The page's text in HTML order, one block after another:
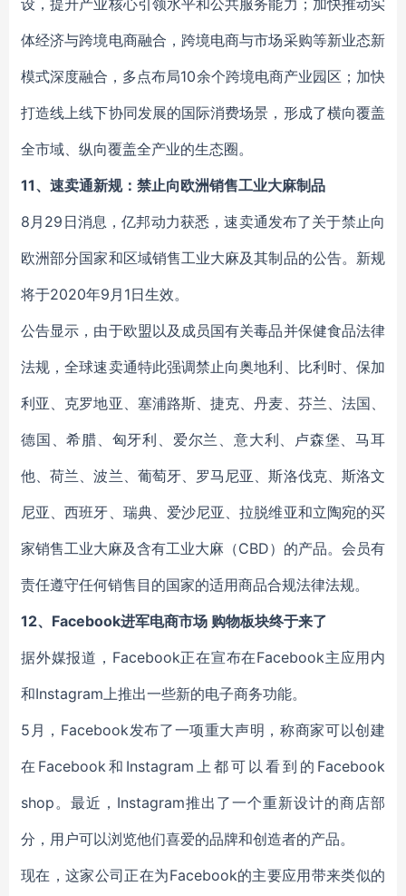
设，提升产业核心引领水平和公共服务能力；加快推动实
体经济与跨境电商融合，跨境电商与市场采购等新业态新
模式深度融合，多点布局10余个跨境电商产业园区；加快
打造线上线下协同发展的国际消费场景，形成了横向覆盖
全市域、纵向覆盖全产业的生态圈。
11、速卖通新规：禁止向欧洲销售工业大麻制品
8月29日消息，亿邦动力获悉，速卖通发布了关于禁止向
欧洲部分国家和区域销售工业大麻及其制品的公告。新规
将于2020年9月1日生效。
公告显示，由于欧盟以及成员国有关毒品并保健食品法律
法规，全球速卖通特此强调禁止向奥地利、比利时、保加
利亚、克罗地亚、塞浦路斯、捷克、丹麦、芬兰、法国、
德国、希腊、匈牙利、爱尔兰、意大利、卢森堡、马耳
他、荷兰、波兰、葡萄牙、罗马尼亚、斯洛伐克、斯洛文
尼亚、西班牙、瑞典、爱沙尼亚、拉脱维亚和立陶宛的买
家销售工业大麻及含有工业大麻（CBD）的产品。会员有
责任遵守任何销售目的国家的适用商品合规法律法规。
12、Facebook进军电商市场 购物板块终于来了
据外媒报道，Facebook正在宣布在Facebook主应用内
和Instagram上推出一些新的电子商务功能。
5月，Facebook发布了一项重大声明，称商家可以创建
在Facebook和Instagram上都可以看到的Facebook
shop。最近，Instagram推出了一个重新设计的商店部
分，用户可以浏览他们喜爱的品牌和创造者的产品。
现在，这家公司正在为Facebook的主要应用带来类似的